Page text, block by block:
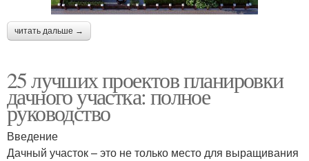
читать дальше →
25 лучших проектов планировки
дачного участка: полное
руководство
Введение
Дачный участок – это не только место для выращивания